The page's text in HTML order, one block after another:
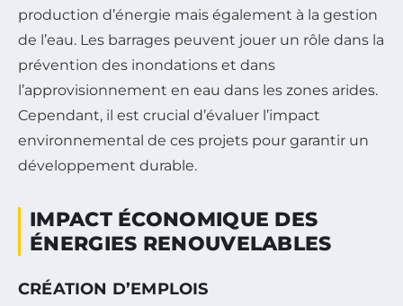
production d’énergie mais également à la gestion
de l’eau. Les barrages peuvent jouer un rôle dans la
prévention des inondations et dans
l’approvisionnement en eau dans les zones arides.
Cependant, il est crucial d’évaluer l’impact
environnemental de ces projets pour garantir un
développement durable.
IMPACT ÉCONOMIQUE DES
ÉNERGIES RENOUVELABLES
CRÉATION D’EMPLOIS